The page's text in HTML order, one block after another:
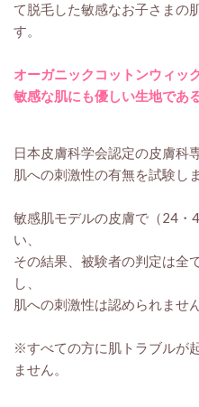
て脱毛した敏感なお子さまの
す。
オーガニックコットンウィッ
敏感な肌にも優しい生地であ
日本皮膚科学会認定の皮膚科
肌への刺激性の有無を試験し
敏感肌モデルの皮膚で（24・
い、
その結果、被験者の判定は全
し、
肌への刺激性は認められませ
※すべての方に肌トラブルが
ません。